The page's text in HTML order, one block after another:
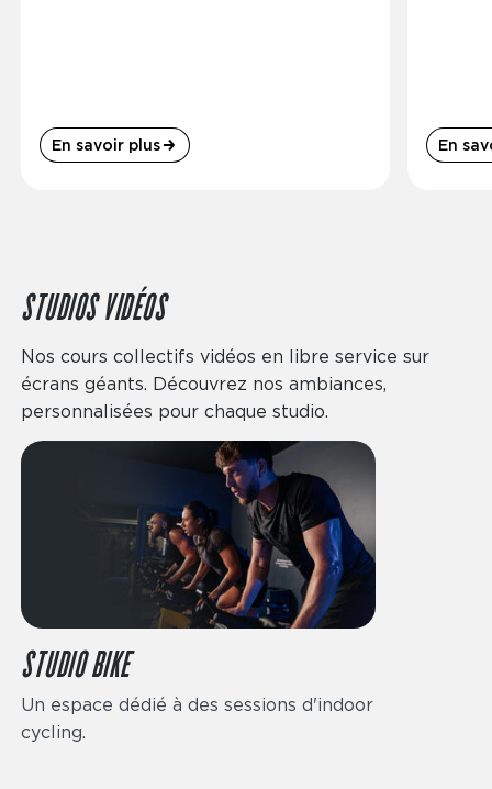
En savoir plus En
STUDIOS VIDÉOS
Nos cours collectifs vidéos en libre service sur
écrans géants. Découvrez nos ambiances,
personnalisées pour chaque studio.
STUDIO BIKE
Un espace dédié à des sessions d'indoor
cycling.